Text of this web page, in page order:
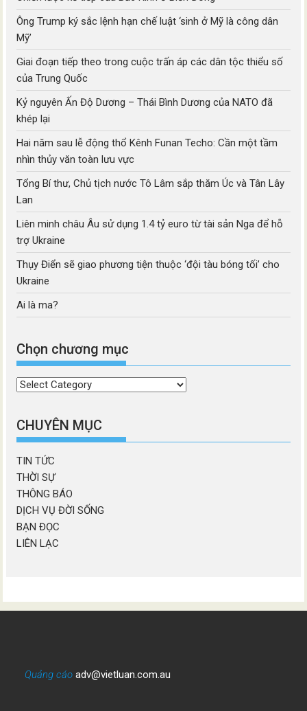
Ông Trump ký sắc lệnh hạn chế luật ‘sinh ở Mỹ là công dân
Mỹ’
Giai đoạn tiếp theo trong cuộc trấn áp các dân tộc thiểu số
của Trung Quốc
Kỷ nguyên Ấn Độ Dương – Thái Bình Dương của NATO đã
khép lại
Hai năm sau lễ động thổ Kênh Funan Techo: Cần một tầm
nhìn thủy văn toàn lưu vực
Tổng Bí thư, Chủ tịch nước Tô Lâm sắp thăm Úc và Tân Lây
Lan
Liên minh châu Âu sử dụng 1.4 tỷ euro từ tài sản Nga để hỗ
trợ Ukraine
Thụy Điển sẽ giao phương tiện thuộc ‘đội tàu bóng tối’ cho
Ukraine
Ai là ma?
Chọn chương mục
Chọn
mục
CHUYÊN MỤC
TIN TỨC
THỜI SỰ
THÔNG BÁO
DỊCH VỤ ĐỜI SỐNG
BẠN ĐỌC
LIÊN LẠC
Quảng cáo adv@vietluan.com.au